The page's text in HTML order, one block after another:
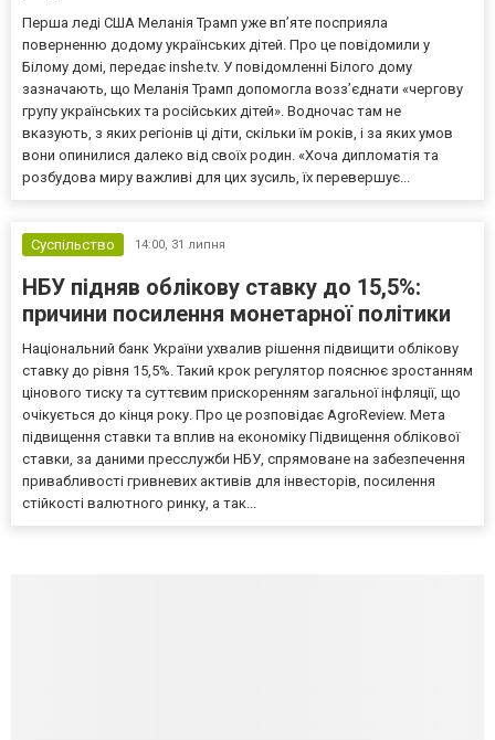
Перша леді США Меланія Трамп уже впʼяте посприяла
поверненню додому українських дітей. Про це повідомили у
Білому домі, передає inshe.tv. У повідомленні Білого дому
зазначають, що Меланія Трамп допомогла возз’єднати «чергову
групу українських та російських дітей». Водночас там не
вказують, з яких регіонів ці діти, скільки їм років, і за яких умов
вони опинилися далеко від своїх родин. «Хоча дипломатія та
розбудова миру важливі для цих зусиль, їх перевершує...
Суспільство 14:00, 31 липня
НБУ підняв облікову ставку до 15,5%:
причини посилення монетарної політики
Національний банк України ухвалив рішення підвищити облікову
ставку до рівня 15,5%. Такий крок регулятор пояснює зростанням
цінового тиску та суттєвим прискоренням загальної інфляції, що
очікується до кінця року. Про це розповідає AgroReview. Мета
підвищення ставки та вплив на економіку Підвищення облікової
ставки, за даними пресслужби НБУ, спрямоване на забезпечення
привабливості гривневих активів для інвесторів, посилення
стійкості валютного ринку, а так...